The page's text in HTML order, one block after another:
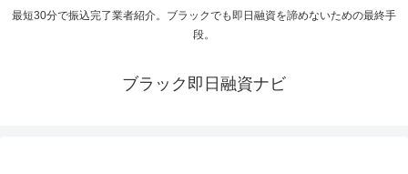
最短30分で振込完了業者紹介。ブラックでも即日融資を諦めないための最終手
段。
ブラック即日融資ナビ